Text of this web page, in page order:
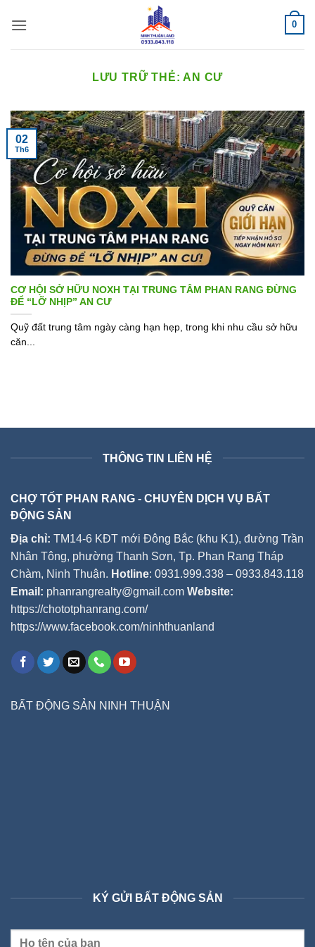
qua
0
LƯU TRỮ THẺ:AN CƯ
CƠ HỘI SỞ HỮU NOXH TẠI TRUNG TÂM PHAN RANG ĐỪNG
ĐỂ “LỠ NHỊP” AN CƯ
Quỹ đất trung tâm ngày càng hạn hẹp, trong khi nhu cầu sở hữu
căn...
02
Th6
THÔNG TIN LIÊN HỆ
CHỢ TỐT PHAN RANG - CHUYÊN DỊCH VỤ BẤT
ĐỘNG SẢN
Địa chỉ: TM14-6 KĐT mới Đông Bắc (khu K1), đường Trần
Nhân Tông, phường Thanh Sơn, Tp. Phan Rang Tháp
Chàm, Ninh Thuận. Hotline: 0931.999.338 – 0933.843.118
Email: phanrangrealty@gmail.com Website:
https://chototphanrang.com/
https://www.facebook.com/ninhthuanland
BẤT ĐỘNG SẢN NINH THUẬN
KÝ GỬI BẤT ĐỘNG SẢN